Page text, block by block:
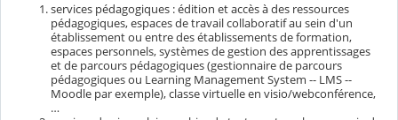
services pédagogiques : édition et accès à des ressources
pédagogiques, espaces de travail collaboratif au sein d'un
établissement ou entre des établissements de formation,
espaces personnels, systèmes de gestion des apprentissages
et de parcours pédagogiques (gestionnaire de parcours
pédagogiques ou Learning Management System -- LMS --
Moodle par exemple), classe virtuelle en visio/webconférence,
…